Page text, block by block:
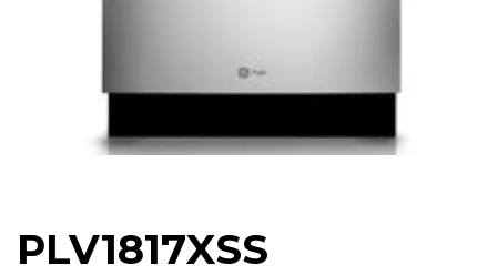
PLV1817XSS